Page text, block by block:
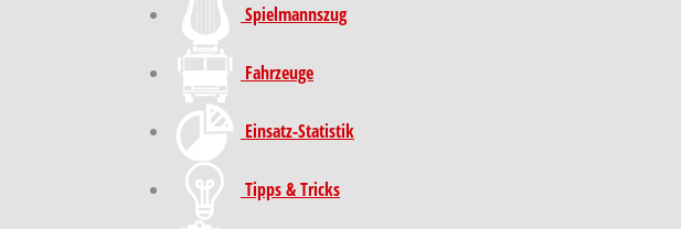
Spielmannszug
Fahrzeuge
Einsatz-Statistik
Tipps & Tricks